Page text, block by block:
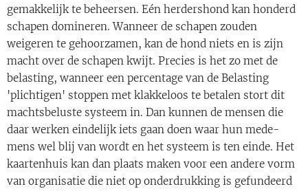
gemakkelijk te beheersen. Eén herdershond kan honderd
schapen domineren. Wanneer de schapen zouden
weigeren te gehoorzamen, kan de hond niets en is zijn
macht over de schapen kwijt. Precies is het zo met de
belasting, wanneer een percentage van de Belasting
'plichtigen' stoppen met klakkeloos te betalen stort dit
machtsbeluste systeem in. Dan kunnen de mensen die
daar werken eindelijk iets gaan doen waar hun mede-
mens wel blij van wordt en het systeem is ten einde. Het
kaartenhuis kan dan plaats maken voor een andere vorm
van organisatie die niet op onderdrukking is gefundeerd